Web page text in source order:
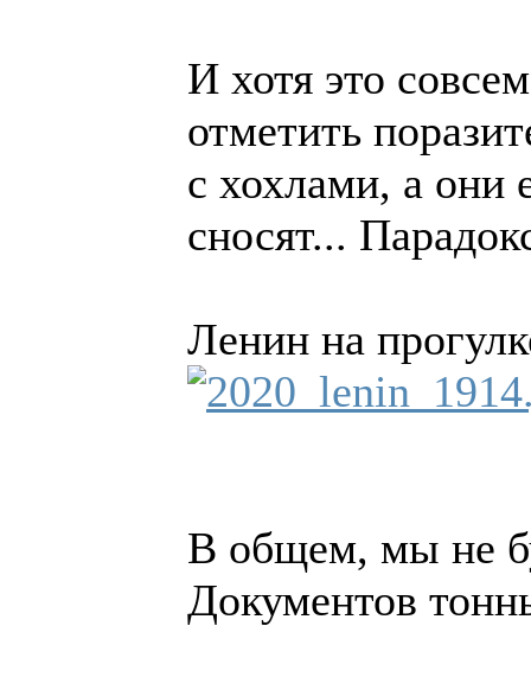
И хотя это
отметить
с хохлами, а они
сносят...
Ленин на
В общем, мы не
Документов